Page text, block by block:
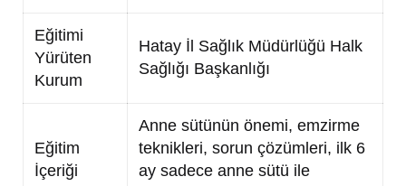
Eğitimi
Yürüten
Kurum
Hatay İl Sağlık Müdürlüğü Halk
Sağlığı Başkanlığı
Eğitim
İçeriği
Anne sütünün önemi, emzirme
teknikleri, sorun çözümleri, ilk 6
ay sadece anne sütü ile